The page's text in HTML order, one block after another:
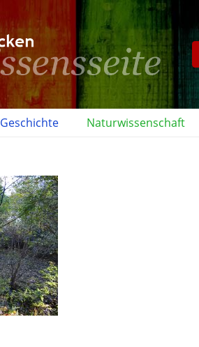
Geschichte Naturwissenschaft